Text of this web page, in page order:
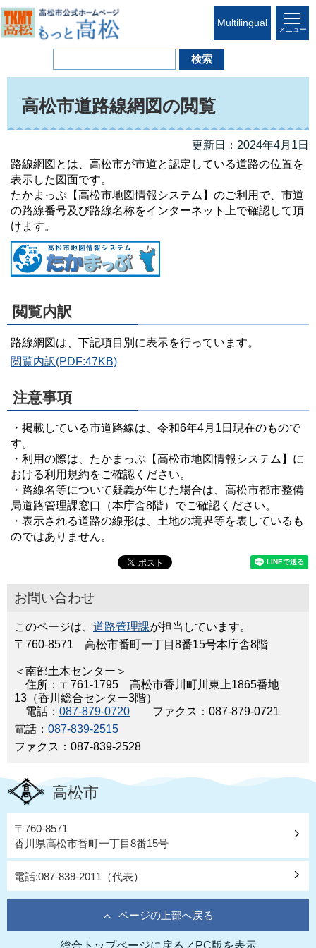
Multilingual
メニュー
高松市道路線網図の閲覧
更新日：2024年4月1日
路線網図とは、高松市が市道と認定している道路の位置を
表示した図面です。
たかまっぷ【高松市地図情報システム】のご利用で、市道
の路線番号及び路線名称をインターネット上で確認して頂
けます。
閲覧内訳
路線網図は、下記項目別に表示を行っています。
閲覧内訳(PDF:47KB)
注意事項
・掲載している市道路線は、令和6年4月1日現在のもので
す。
・利用の際は、たかまっぷ【高松市地図情報システム】に
おける利用規約をご確認ください。
・路線名等について疑義が生じた場合は、高松市都市整備
局道路管理課窓口（本庁舎8階）でご確認ください。
・表示される道路の線形は、土地の境界等を表しているも
のではありません。
お問い合わせ
このページは、 道路管理課が担当しています。
〒760-8571 高松市番町一丁目8番15号本庁舎8階
＜南部土木センター＞
住所：〒761-1795 高松市香川町川東上1865番地
13（香川総合センター3階）
電話： 087-879-0720 ファクス：087-879-0721
電話： 087-839-2515
ファクス：087-839-2528
高松市
〒760-8571
香川県高松市番町一丁目8番15号
電話:087-839-2011（代表）
ページの上部へ戻る